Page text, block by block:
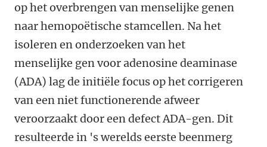
op het overbrengen van menselijke genen
naar hemopoëtische stamcellen. Na het
isoleren en onderzoeken van het
menselijke gen voor adenosine deaminase
(ADA) lag de initiële focus op het corrigeren
van een niet functionerende afweer
veroorzaakt door een defect ADA-gen. Dit
resulteerde in 's werelds eerste beenmerg